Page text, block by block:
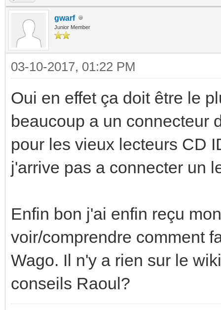
gwarf
Junior Member
03-10-2017, 01:22 PM
Oui en effet ça doit être le
beaucoup a un connecteur
pour les vieux lecteurs CD
j'arrive pas a connecter un
Enfin bon j'ai enfin reçu
voir/comprendre comment
Wago. Il n'y a rien sur le
conseils Raoul?